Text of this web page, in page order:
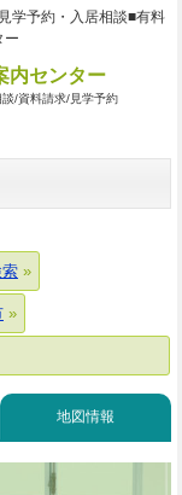
学予約・入居相談■有料
ー
内センター
/資料請求/見学予約
地図情報